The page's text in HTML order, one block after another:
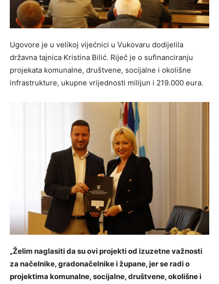
Ugovore je u velikoj vijećnici u Vukovaru dodijelila
državna tajnica Kristina Bilić. Riječ je o sufinanciranju
projekata komunalne, društvene, socijalne i okolišne
infrastrukture, ukupne vrijednosti milijun i 219.000 eura.
„Želim naglasiti da su ovi projekti od izuzetne važnosti
za načelnike, gradonačelnike i župane, jer se radi o
projektima komunalne, socijalne, društvene, okolišne i